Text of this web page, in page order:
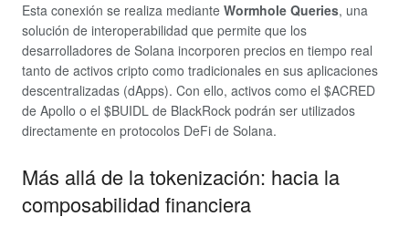
Esta conexión se realiza mediante Wormhole Queries, una
solución de interoperabilidad que permite que los
desarrolladores de Solana incorporen precios en tiempo real
tanto de activos cripto como tradicionales en sus aplicaciones
descentralizadas (dApps). Con ello, activos como el $ACRED
de Apollo o el $BUIDL de BlackRock podrán ser utilizados
directamente en protocolos DeFi de Solana.
Más allá de la tokenización: hacia la
composabilidad financiera